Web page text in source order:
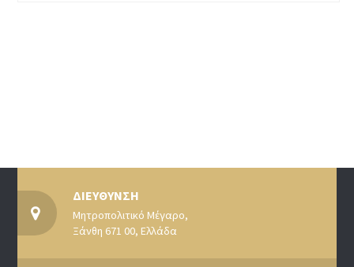
ΔΙΕΥΘΥΝΣΗ
Μητροπολιτικό Μέγαρο,
Ξάνθη 671 00, Ελλάδα